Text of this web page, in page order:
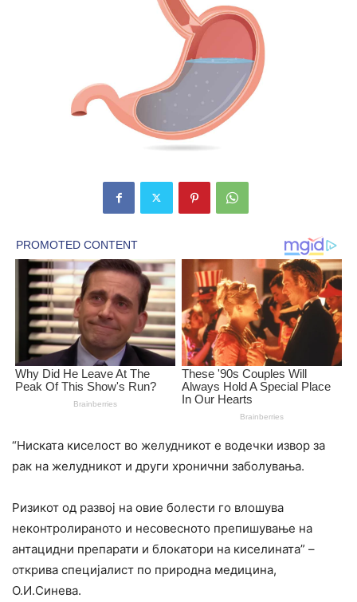
“Ниската киселост во желудникот е водечки извор за
рак на желудникот и други хронични заболувања.
Ризикот од развој на овие болести го влошува
неконтролираното и несовесното препишување на
антацидни препарати и блокатори на киселината” –
открива специјалист по природна медицина,
О.И.Синева.